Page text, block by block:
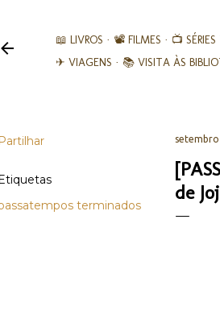
📖 LIVROS 📽️ FILMES 📺
✈ VIAGENS
📚︎ VISITA ÀS
Partilhar
terminados
setembro
de